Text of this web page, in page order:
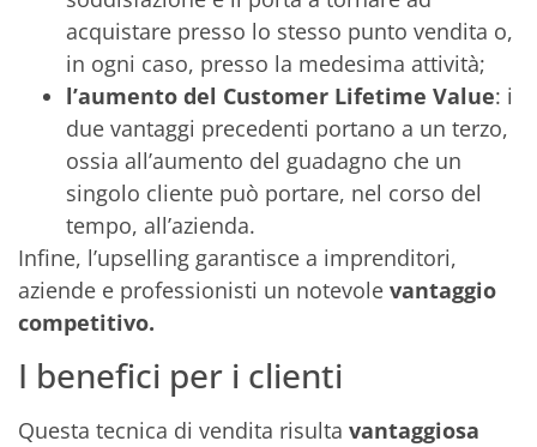
acquistare presso lo stesso punto vendita o,
in ogni caso, presso la medesima attività;
l’aumento del Customer Lifetime Value: i
due vantaggi precedenti portano a un terzo,
ossia all’aumento del guadagno che un
singolo cliente può portare, nel corso del
tempo, all’azienda.
Infine, l’upselling garantisce a imprenditori,
aziende e professionisti un notevole vantaggio
competitivo.
I benefici per i clienti
Questa tecnica di vendita risulta vantaggiosa